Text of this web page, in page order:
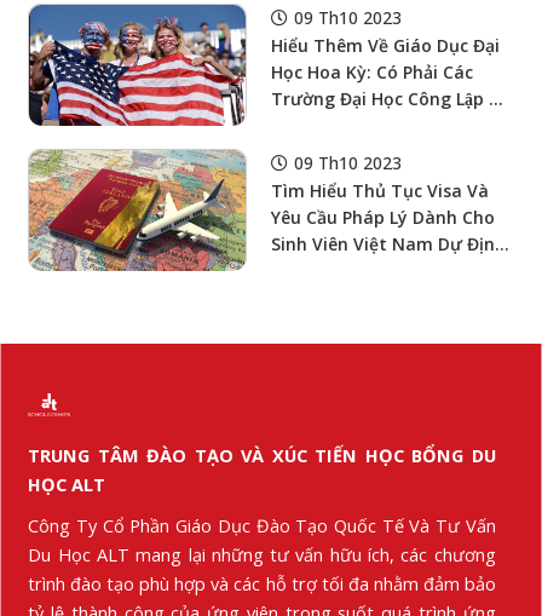
09 Th10 2023
Hiểu Thêm Về Giáo Dục Đại
Học Hoa Kỳ: Có Phải Các
Trường Đại Học Công Lập Có
Lượng Thấp Hơn So Với Đại
Học Tư Thục
09 Th10 2023
Tìm Hiểu Thủ Tục Visa Và
Yêu Cầu Pháp Lý Dành Cho
Sinh Viên Việt Nam Dự Định
TRUNG TÂM ĐÀO TẠO VÀ XÚC TIẾN HỌC BỔNG DU
HỌC ALT
Công Ty Cổ Phần Giáo Dục Đào Tạo Quốc Tế Và Tư Vấn
Du Học ALT mang lại những tư vấn hữu ích, các chương
trình đào tạo phù hợp và các hỗ trợ tối đa nhằm đảm bảo